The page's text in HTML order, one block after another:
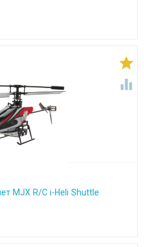


MJX R/C i-Heli Shuttle